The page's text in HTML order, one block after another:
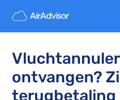
ontvangen?
terugbetaling